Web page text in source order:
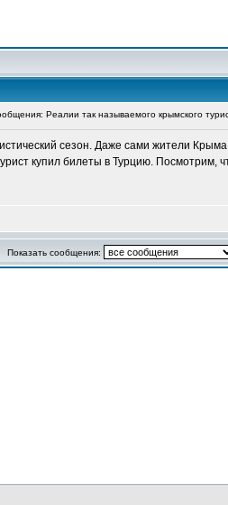
Реалии так называемого крымского
сезон. Даже сами жители
купил билеты в Турцию. Посмотрим,
Показать сообщения: